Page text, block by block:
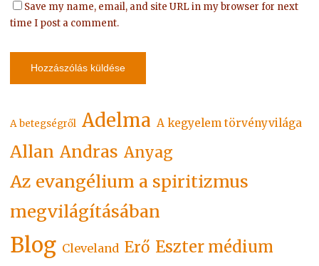
Save my name, email, and site URL in my browser for next
time I post a comment.
A betegségről Adelma A kegyelem törvényvilága
Allan Andras Anyag
Az evangélium a spiritizmus
megvilágításában
Blog Cleveland Erő Eszter médium